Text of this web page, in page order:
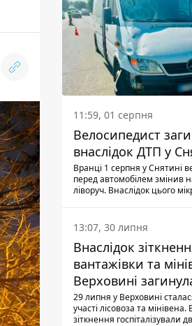
11:59, 01 серпня
Велосипедист
внаслідок ДТП у
Вранці 1 серпня у Снятині
перед автомобілем змінив
ліворуч. Внаслідок цього
13:07, 30 липня
Внаслідок
вантажівки та
Верховині
пасажирка,
лікарні
29 липня у Верховині
участі лісовоза та мінівена.
зіткнення госпіталізували